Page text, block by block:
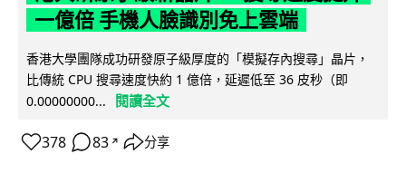
一億倍 手機人臉識別免上雲端
香港大學團隊成功研發原子級厚度的「模擬存內搜尋」晶片，
比傳統 CPU 搜尋速度快約 1 億倍，延遲低至 36 皮秒（即
0.00000000...
閱讀全文
378 83 ↗ 分享